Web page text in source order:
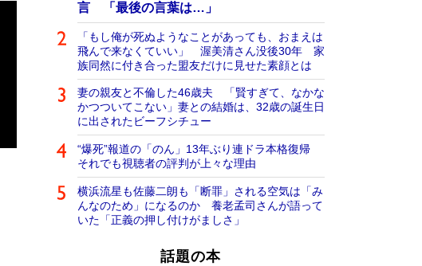
言 「最後の言葉は…」
「もし俺が死ぬようなことがあっても、おまえは
飛んで来なくていい」 渥美清さん没後30年 家
族同然に付き合った盟友だけに見せた素顔とは
妻の親友と不倫した46歳夫 「賢すぎて、なかな
かつついてこない」妻との結婚は、32歳の誕生日
に出されたビーフシチュー
“爆死”報道の「のん」13年ぶり連ドラ本格復帰
それでも視聴者の評判が上々な理由
横浜流星も佐藤二朗も「断罪」される空気は「み
んなのため」になるのか 養老孟司さんが語って
いた「正義の押し付けがましさ」
話題の本